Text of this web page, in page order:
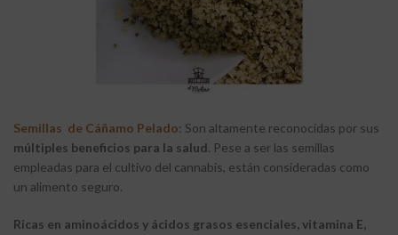
Semillas de Cáñamo Pelado: Son altamente reconocidas por sus
múltiples beneficios para la salud. Pese a ser las semillas
empleadas para el cultivo del cannabis, están consideradas como
un alimento seguro.
Ricas en aminoácidos y ácidos grasos esenciales, vitamina E,